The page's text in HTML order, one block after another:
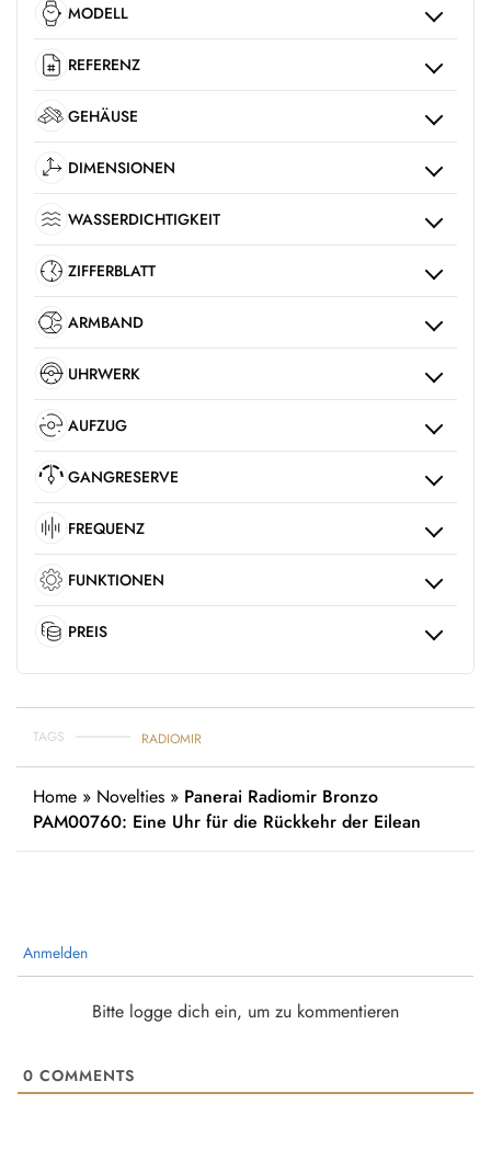
MODELL
REFERENZ
GEHÄUSE
DIMENSIONEN
WASSERDICHTIGKEIT
ZIFFERBLATT
ARMBAND
UHRWERK
AUFZUG
GANGRESERVE
FREQUENZ
FUNKTIONEN
PREIS
TAGS RADIOMIR
Home » Novelties » Panerai Radiomir Bronzo
PAM00760: Eine Uhr für die Rückkehr der Eilean
Anmelden
Bitte logge dich ein, um zu kommentieren
0 COMMENTS